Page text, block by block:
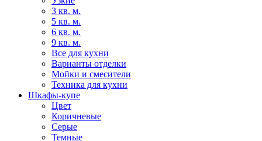
3 кв. м.
5 кв. м.
6 кв. м.
9 кв. м.
Все для кухни
Варианты отделки
Мойки и смесители
Техника для кухни
Шкафы-купе
Цвет
Коричневые
Серые
Темные